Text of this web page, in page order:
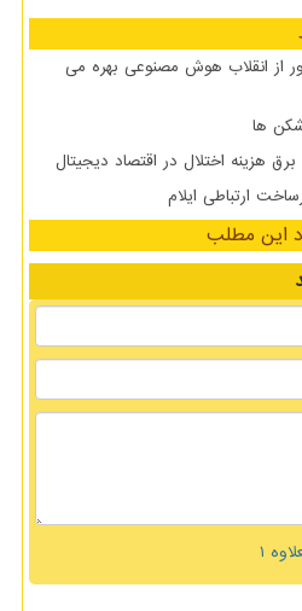
از انقلاب هوش مصنوعی بهره می
ها
هزینه اختلال در اقتصاد دیجیتال
ارتباطی ایلام
این مطلب